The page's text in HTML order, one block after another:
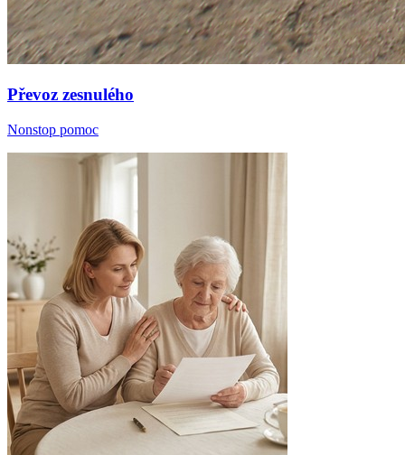
Převoz zesnulého
Nonstop pomoc